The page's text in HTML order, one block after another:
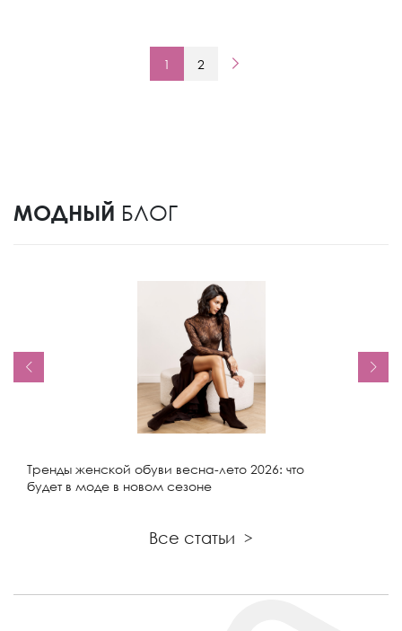
1 2
МОДНЫЙ БЛОГ
Тренды женской обуви весна-лето 2026: что
будет в моде в новом сезоне
Все статьи >